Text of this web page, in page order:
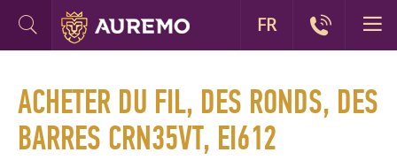
ACHETER DU FIL, DES RONDS, DES
BARRES CRN35VT, EI612
FR